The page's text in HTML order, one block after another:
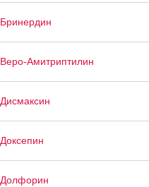
Бринердин
Веро-Амитриптилин
Дисмаксин
Доксепин
Долфорин